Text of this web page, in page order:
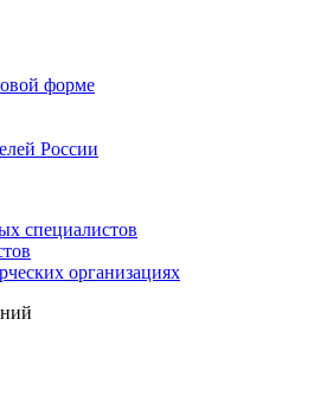
форме
России
специалистов
организациях